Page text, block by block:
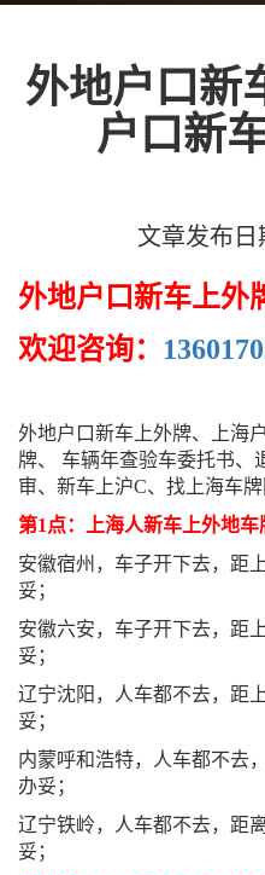
外地户口新
户口新
文章发布日
外地户口新车上外
欢迎咨询：
外地户口新车上外牌、上海
牌、 车辆年查验车委托书、
审、新车上沪C、找上海车牌
第1点：上海人新车上外地车
安徽宿州，车子开下去，距
妥；
安徽六安，车子开下去，距
妥；
辽宁沈阳，人车都不去，距
妥；
内蒙呼和浩特，人车都不去
办妥；
辽宁铁岭，人车都不去，距
妥；